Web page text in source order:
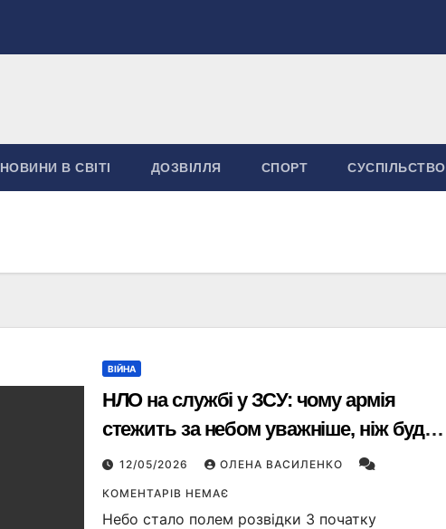
НОВИНИ В СВІТІ ДОЗВІЛЛЯ СПОРТ СУСПІЛЬСТВО
ВІЙНА
НЛО на службі у ЗСУ: чому армія
стежить за небом уважніше, ніж будь-
коли
12/05/2026 ОЛЕНА ВАСИЛЕНКО
КОМЕНТАРІВ НЕМАЄ
Небо стало полем розвідки З початку